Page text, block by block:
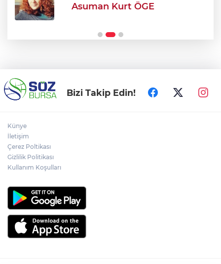
Otomotiv ihracatı Temmuzda 3.5 milyar
Asuman Kurt ÖGE
Bizi Takip Edin!
Künye
İletişim
Çerez Poltikası
Gizlilik Politikası
Kullanım Koşulları